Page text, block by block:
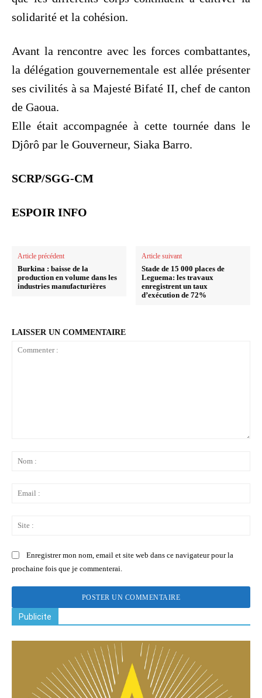
solidarité et la cohésion.
Avant la rencontre avec les forces combattantes,
la délégation gouvernementale est allée présenter
ses civilités à sa Majesté Bifaté II, chef de canton
de Gaoua.
Elle était accompagnée à cette tournée dans le
Djôrô par le Gouverneur, Siaka Barro.
SCRP/SGG-CM
ESPOIR INFO
Article précédent
Burkina : baisse de la
production en volume dans les
industries manufacturières
Article suivant
Stade de 15 000 places de
Leguema: les travaux
enregistrent un taux
d’exécution de 72%
LAISSER UN COMMENTAIRE
Enregistrer mon nom, email et site web dans ce navigateur pour la
prochaine fois que je commenterai.
Publicite